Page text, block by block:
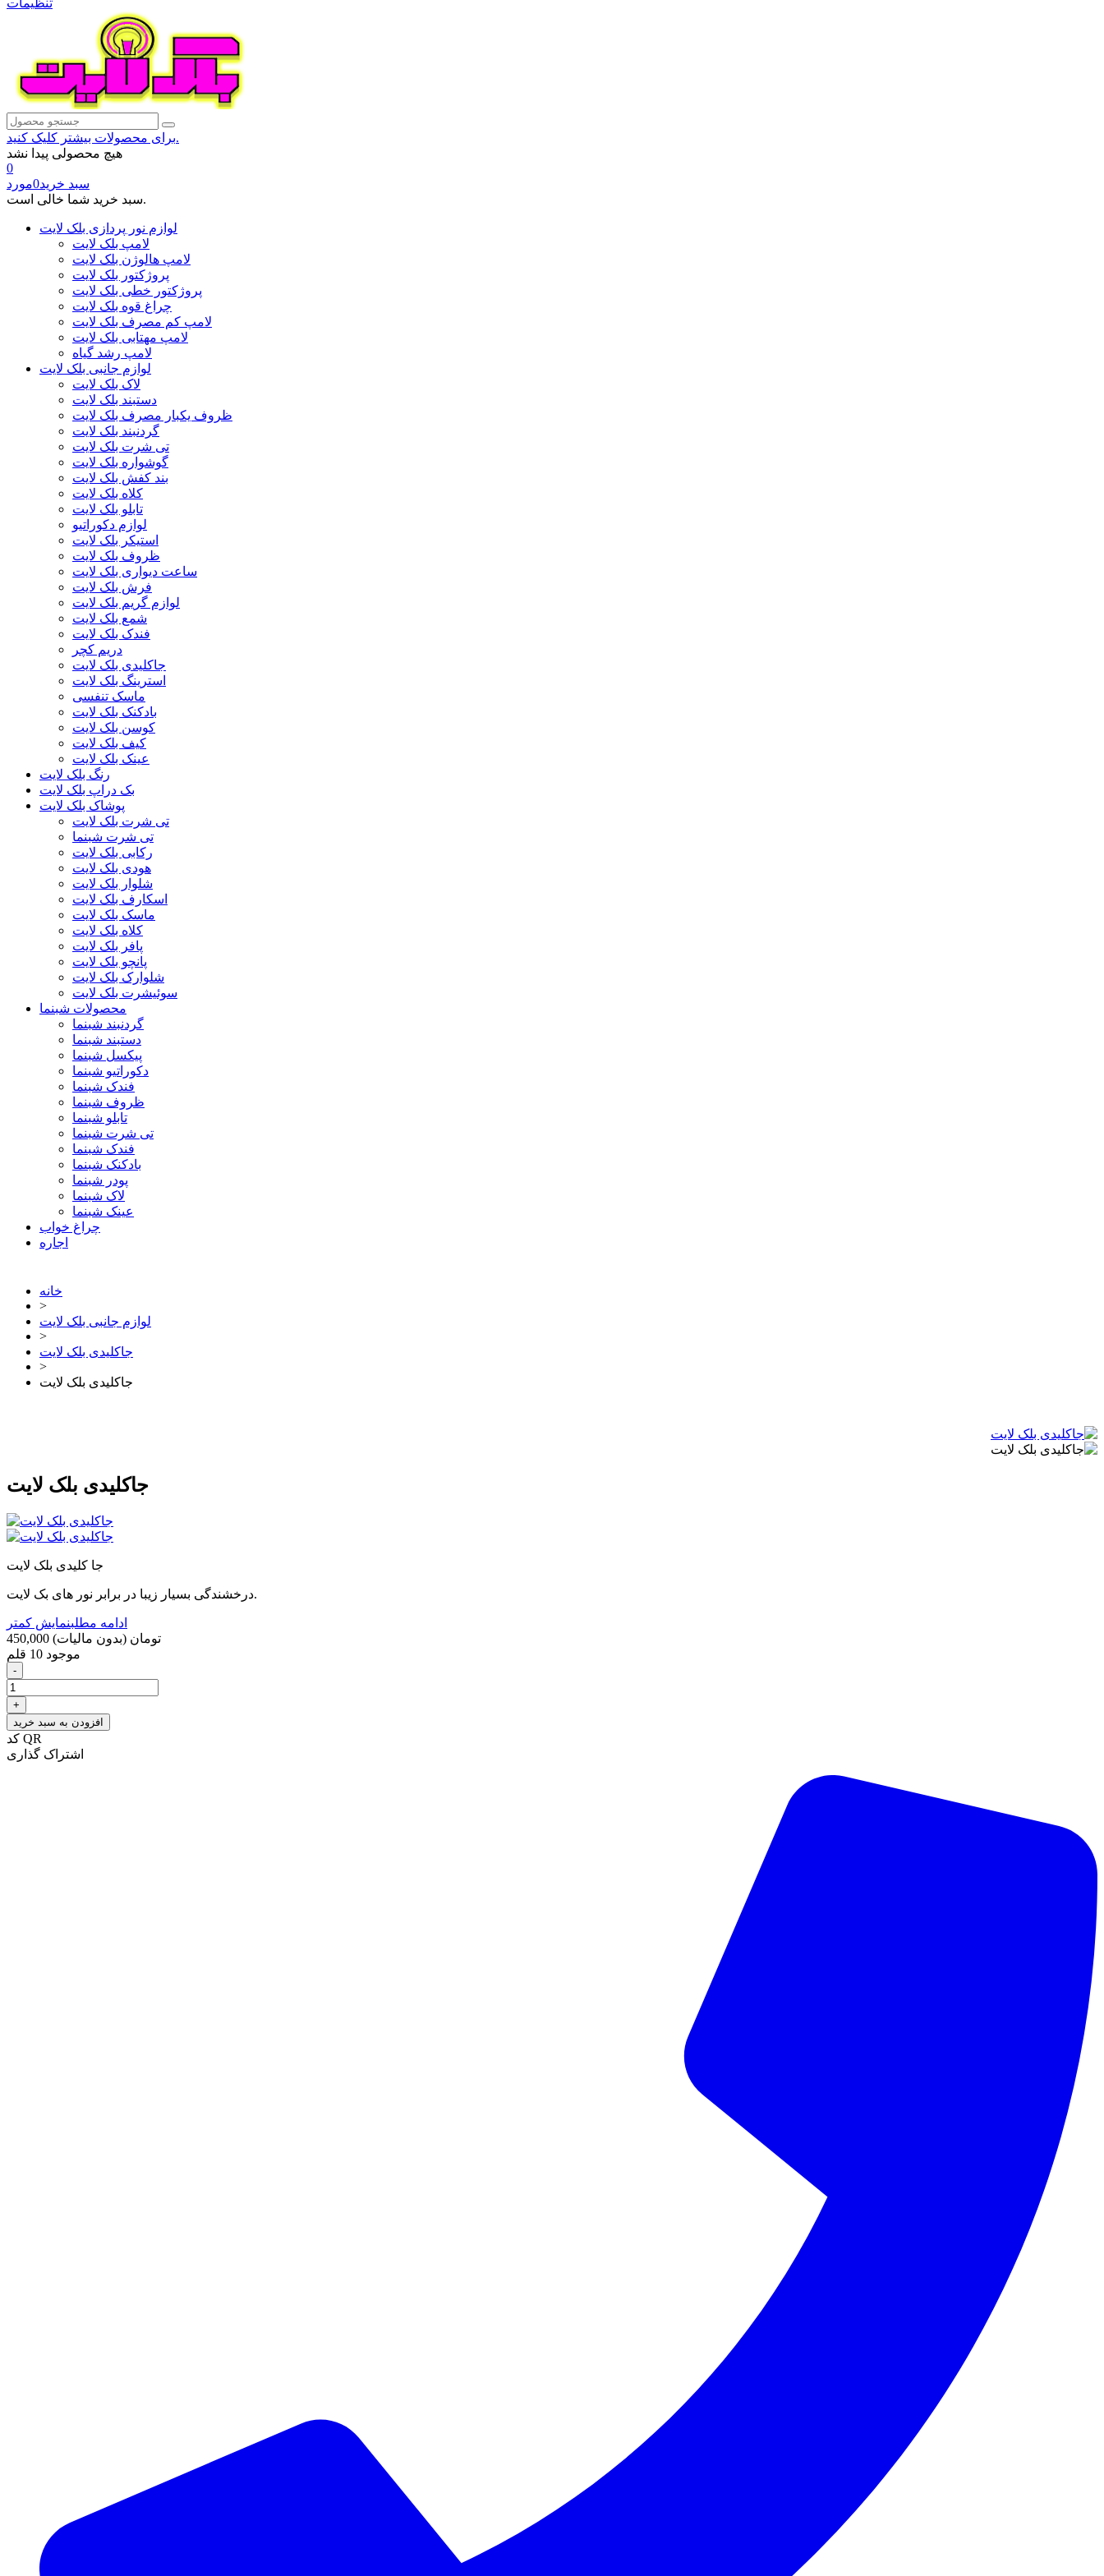
تنظیمات
برای محصولات بیشتر کلیک کنید.
هیچ محصولی پیدا نشد
0
سبد خرید0مورد
سبد خرید شما خالی است.
لوازم نور پردازی بلک لایت
لامپ بلک لایت
لامپ هالوژن بلک لایت
پروژکتور بلک لایت
پروژکتور خطی بلک لایت
چراغ قوه بلک لایت
لامپ کم مصرف بلک لایت
لامپ مهتابی بلک لایت
لامپ رشد گیاه
لوازم جانبی بلک لایت
لاک بلک لایت
دستبند بلک لایت
ظروف یکبار مصرف بلک لایت
گردنبند بلک لایت
تی شرت بلک لایت
گوشواره بلک لایت
بند کفش بلک لایت
کلاه بلک لایت
تابلو بلک لایت
لوازم دکوراتیو
استیکر بلک لایت
ظروف بلک لایت
ساعت دیواری بلک لایت
فرش بلک لایت
لوازم گریم بلک لایت
شمع بلک لایت
فندک بلک لایت
دریم کچر
جاکلیدی بلک لایت
استرینگ بلک لایت
ماسک تنفسی
بادکنک بلک لایت
کوسن بلک لایت
کیف بلک لایت
عینک بلک لایت
رنگ بلک لایت
بک دراپ بلک لایت
پوشاک بلک لایت
تی شرت بلک لایت
تی شرت شبنما
رکابی بلک لایت
هودی بلک لایت
شلوار بلک لایت
اسکارف بلک لایت
ماسک بلک لایت
کلاه بلک لایت
پافر بلک لایت
پانچو بلک لایت
شلوارک بلک لایت
سوئیشرت بلک لایت
محصولات شبنما
گردنبند شبنما
دستبند شبنما
پیکسل شبنما
دکوراتیو شبنما
فندک شبنما
ظروف شبنما
تابلو شبنما
تی شرت شبنما
فندک شبنما
بادکنک شبنما
پودر شبنما
لاک شبنما
عینک شبنما
چراغ خواب
اجاره
خانه
>
لوازم جانبی بلک لایت
>
جاکلیدی بلک لایت
>
جاکلیدی بلک لایت
جاکلیدی بلک لایت
جا کلیدی بلک لایت
درخشندگی بسیار زیبا در برابر نور های بک لایت.
ادامه مطلبنمایش کمتر
450,000 تومان (بدون مالیات)
موجود 10 قلم
-
+
افزودن به سبد خرید
کد QR
اشتراک گذاری